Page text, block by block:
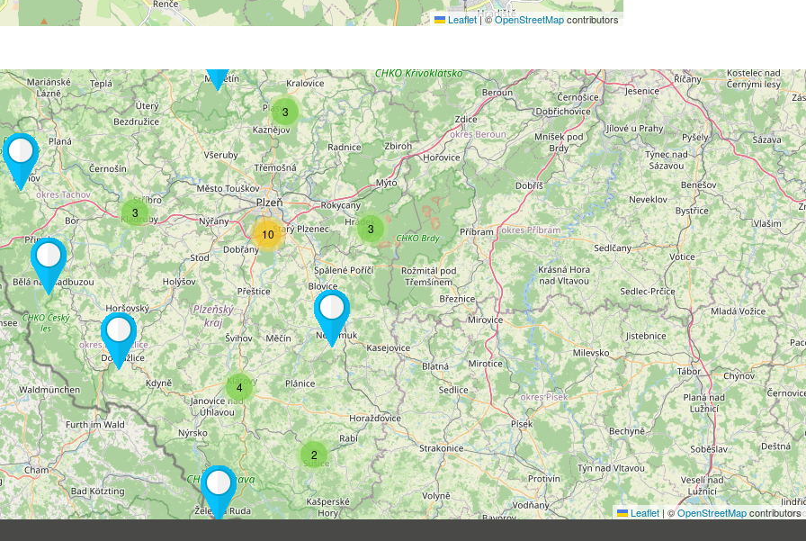
Leaflet |©OpenStreetMapcontributors
2
3
3
4
10
3
Leaflet | ©OpenStreetMapcontributors